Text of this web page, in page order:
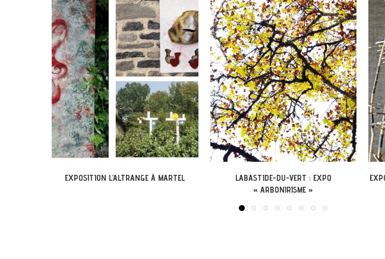
LABASTIDE-DU-VERT : EXPO
EXPOSITION DANS LE LOT : LA POÉSIE DU...